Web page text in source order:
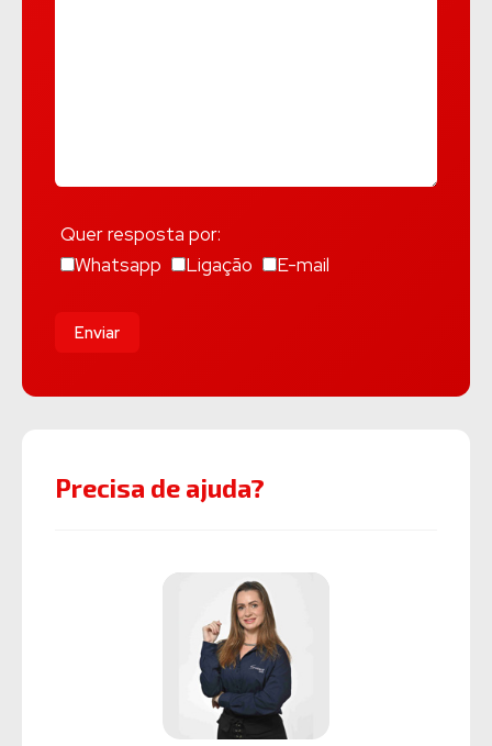
Quer resposta por:
Whatsapp
Ligação E-mail
Enviar
Precisa de ajuda?